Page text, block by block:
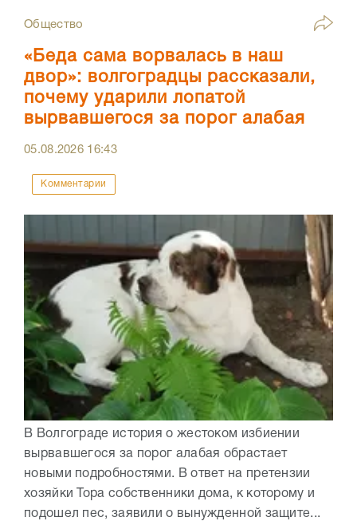
Общество
«Беда сама ворвалась в наш
двор»: волгоградцы рассказали,
почему ударили лопатой
вырвавшегося за порог алабая
05.08.2026 16:43
Комментарии
В Волгограде история о жестоком избиении
вырвавшегося за порог алабая обрастает
новыми подробностями. В ответ на претензии
хозяйки Тора собственники дома, к которому и
подошел пес, заявили о вынужденной защите...